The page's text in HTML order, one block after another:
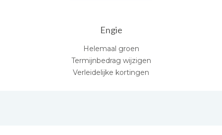
Engie
Helemaal groen
Termijnbedrag wijzigen
Verleidelijke kortingen